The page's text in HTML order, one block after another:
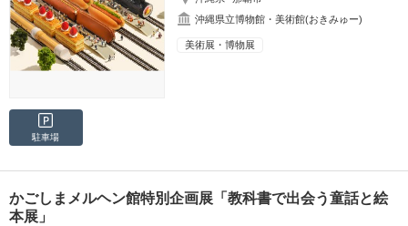
沖縄県立博物館・美術館(おきみゅー)
美術展・博物展
駐車場
かごしまメルヘン館特別企画展「教科書で出会う童話と絵
本展」